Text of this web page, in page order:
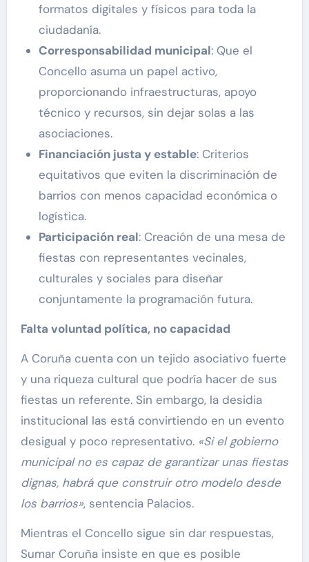
formatos digitales y físicos para toda la
ciudadanía.
Corresponsabilidad municipal: Que el
Concello asuma un papel activo,
proporcionando infraestructuras, apoyo
técnico y recursos, sin dejar solas a las
asociaciones.
Financiación justa y estable: Criterios
equitativos que eviten la discriminación de
barrios con menos capacidad económica o
logística.
Participación real: Creación de una mesa de
fiestas con representantes vecinales,
culturales y sociales para diseñar
conjuntamente la programación futura.
Falta voluntad política, no capacidad
A Coruña cuenta con un tejido asociativo fuerte
y una riqueza cultural que podría hacer de sus
fiestas un referente. Sin embargo, la desidia
institucional las está convirtiendo en un evento
desigual y poco representativo. «Si el gobierno
municipal no es capaz de garantizar unas fiestas
dignas, habrá que construir otro modelo desde
los barrios», sentencia Palacios.
Mientras el Concello sigue sin dar respuestas,
Sumar Coruña insiste en que es posible